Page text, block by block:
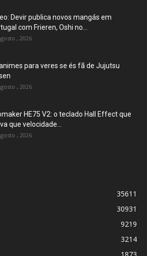
Devir publica novos mangás em
com Frieren, Oshi no...
, 2026
para veres se és fã de Jujutsu
, 2026
HE75 V2: o teclado Hall Effect que
que velocidade...
, 2026
35611
30931
9219
3214